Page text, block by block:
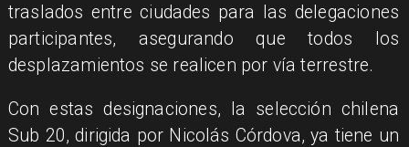
traslados entre ciudades para las delegaciones
participantes, asegurando que todos los
desplazamientos se realicen por vía terrestre.
Con estas designaciones, la selección chilena
Sub 20, dirigida por Nicolás Córdova, ya tiene un